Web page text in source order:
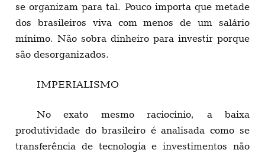
se organizam para tal. Pouco importa que metade
dos brasileiros viva com menos de um salário
mínimo. Não sobra dinheiro para investir porque
são desorganizados.
IMPERIALISMO
No exato mesmo raciocínio, a baixa
produtividade do brasileiro é analisada como se
transferência de tecnologia e investimentos não